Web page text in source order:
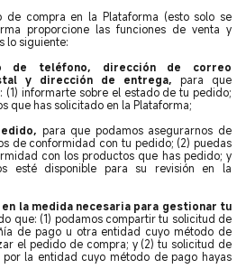
de compra en la Plataforma (esto solo se
proporcione las funciones de venta y
lo siguiente:
de teléfono, dirección de correo
y dirección de entrega, para que
(1) informarte sobre el estado de tu pedido;
que has solicitado en la Plataforma;
para que podamos asegurarnos de
de conformidad con tu pedido; (2) puedas
con los productos que has pedido; y
esté disponible para su revisión en la
la medida necesaria para gestionar tu
que: (1) podamos compartir tu solicitud de
de pago u otra entidad cuyo método de
el pedido de compra; y (2) tu solicitud de
la entidad cuyo método de pago hayas